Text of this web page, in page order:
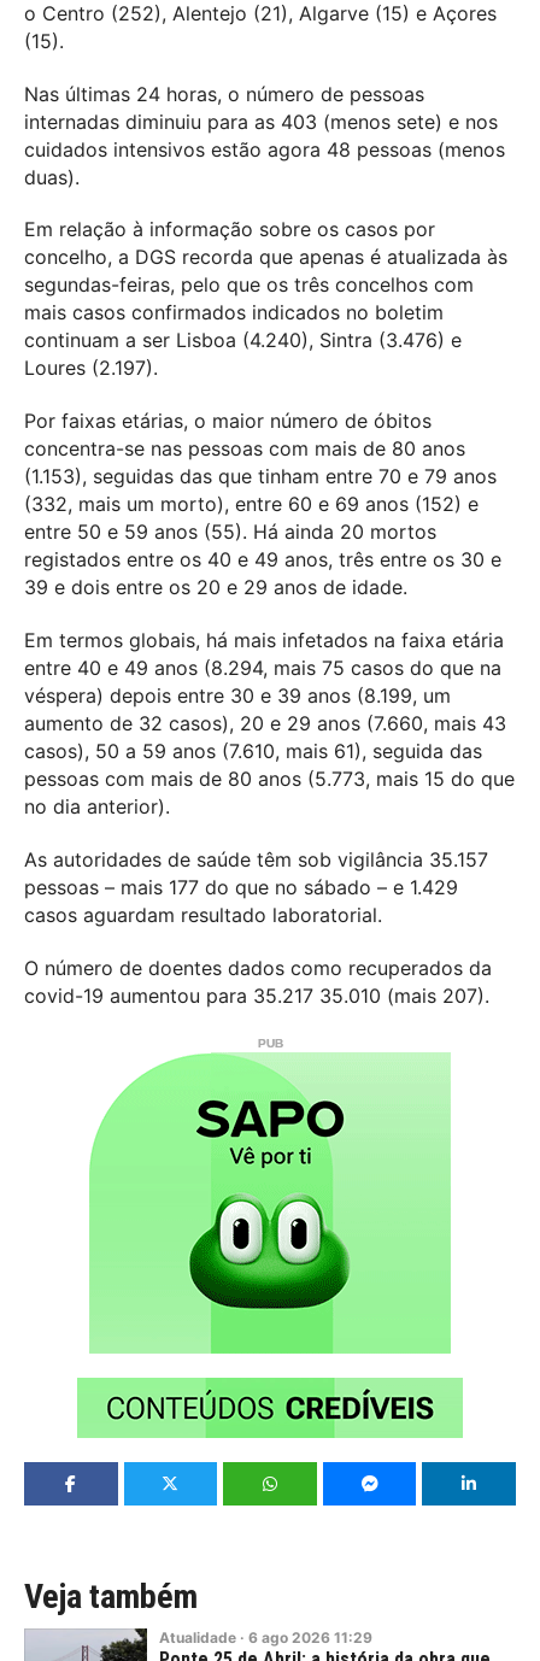
o Centro (252), Alentejo (21), Algarve (15) e Açores
(15).
Nas últimas 24 horas, o número de pessoas
internadas diminuiu para as 403 (menos sete) e nos
cuidados intensivos estão agora 48 pessoas (menos
duas).
Em relação à informação sobre os casos por
concelho, a DGS recorda que apenas é atualizada às
segundas-feiras, pelo que os três concelhos com
mais casos confirmados indicados no boletim
continuam a ser Lisboa (4.240), Sintra (3.476) e
Loures (2.197).
Por faixas etárias, o maior número de óbitos
concentra-se nas pessoas com mais de 80 anos
(1.153), seguidas das que tinham entre 70 e 79 anos
(332, mais um morto), entre 60 e 69 anos (152) e
entre 50 e 59 anos (55). Há ainda 20 mortos
registados entre os 40 e 49 anos, três entre os 30 e
39 e dois entre os 20 e 29 anos de idade.
Em termos globais, há mais infetados na faixa etária
entre 40 e 49 anos (8.294, mais 75 casos do que na
véspera) depois entre 30 e 39 anos (8.199, um
aumento de 32 casos), 20 e 29 anos (7.660, mais 43
casos), 50 a 59 anos (7.610, mais 61), seguida das
pessoas com mais de 80 anos (5.773, mais 15 do que
no dia anterior).
As autoridades de saúde têm sob vigilância 35.157
pessoas – mais 177 do que no sábado – e 1.429
casos aguardam resultado laboratorial.
O número de doentes dados como recuperados da
covid-19 aumentou para 35.217 35.010 (mais 207).
Veja também
Atualidade · 6 ago 2026 11:29